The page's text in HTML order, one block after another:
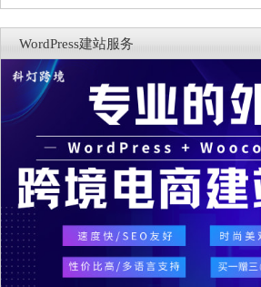
WordPress建站服务